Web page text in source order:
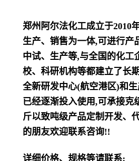
郑州阿尔法化工成立于2010
生产、销售为一体,可进行产
中试、生产等,与全国的化工
校、科研机构等都建立了长
全新研发中心(航空港区)和
已经逐渐投入使用,可承接克
斤以致吨级产品定制开发、
的朋友欢迎联系咨询!!
详细价格、规格等请联系: